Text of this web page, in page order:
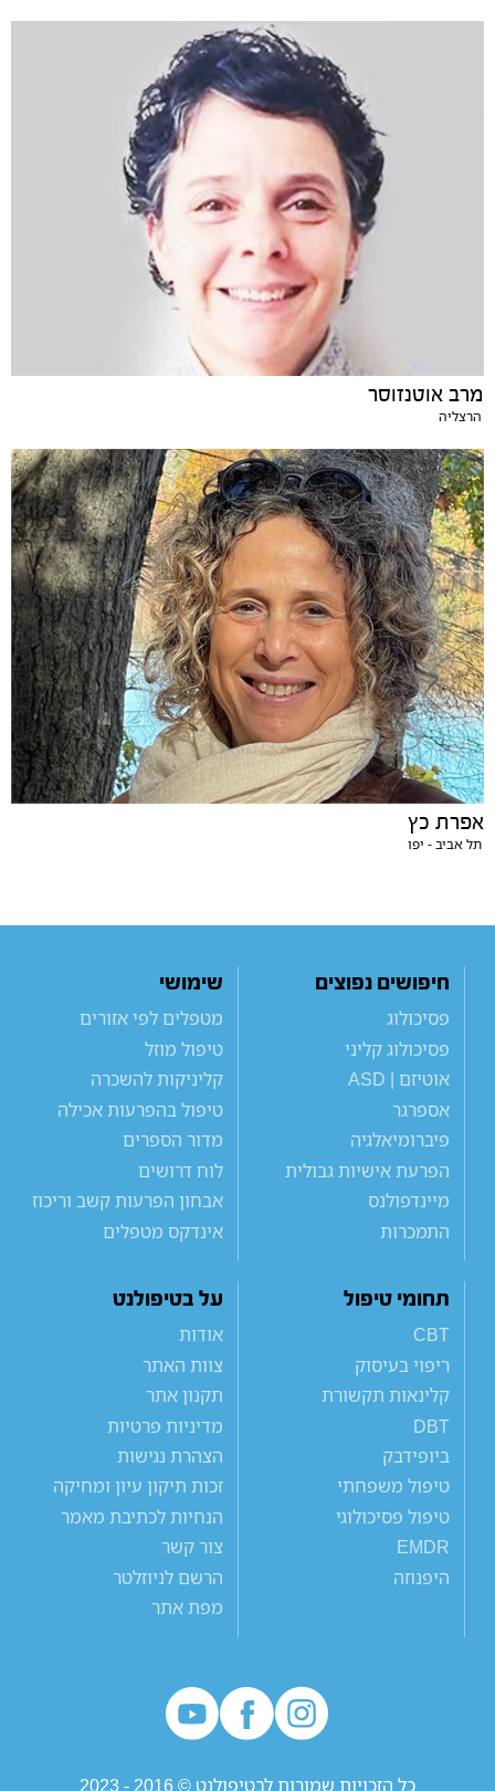
מרב אוטנזוסר
הרצליה
אפרת כץ
תל אביב - יפו
חיפושים נפוצים
פסיכולוג
פסיכולוג קליני
אוטיזם | ASD
אספרגר
פיברומיאלגיה
הפרעת אישיות גבולית
מיינדפולנס
התמכרות
שימושי
מטפלים לפי אזורים
טיפול מוזל
קליניקות להשכרה
טיפול בהפרעות אכילה
מדור הספרים
לוח דרושים
אבחון הפרעות קשב וריכוז
אינדקס מטפלים
תחומי טיפול
CBT
ריפוי בעיסוק
קלינאות תקשורת
DBT
ביופידבק
טיפול משפחתי
טיפול פסיכולוגי
EMDR
היפנוזה
על בטיפולנט
אודות
צוות האתר
תקנון אתר
מדיניות פרטיות
הצהרת נגישות
זכות תיקון עיון ומחיקה
הנחיות לכתיבת מאמר
צור קשר
הרשם לניוזלטר
מפת אתר
כל הזכויות שמורות לבטיפולנט © 2016 - 2023